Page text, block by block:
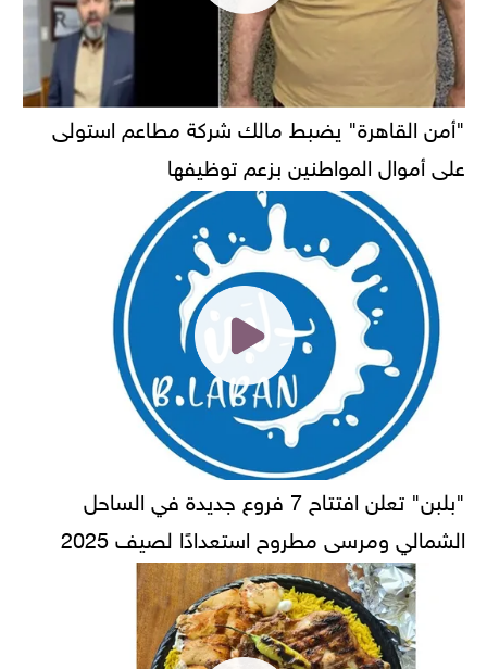
"أمن القاهرة" يضبط مالك شركة مطاعم استولى
على أموال المواطنين بزعم توظيفها
"بلبن" تعلن افتتاح 7 فروع جديدة في الساحل
الشمالي ومرسى مطروح استعدادًا لصيف 2025